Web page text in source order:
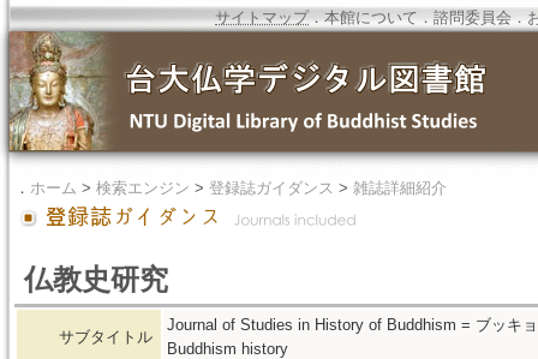
サイトマップ．本館について．諮問委員会．
． ホーム > 検索エンジン > 登録誌ガイダンス > 雑誌詳細紹介
仏教史研究
サブタイトル
Journal of Studies in History of Buddhism = ブッキ
Buddhism history